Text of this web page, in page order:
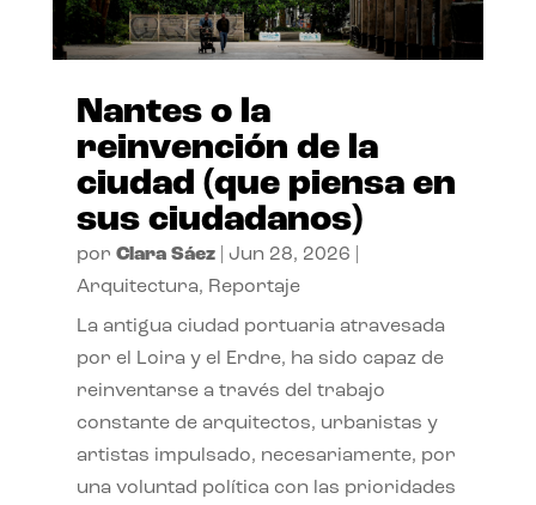
Nantes o la
reinvención de la
ciudad (que piensa en
sus ciudadanos)
por Clara Sáez| Jun 28, 2026
Arquitectura, Reportaje
La antigua ciudad portuaria atravesada
por el Loira y el Erdre, ha sido capaz de
reinventarse a través del trabajo
constante de arquitectos, urbanistas y
artistas impulsado, necesariamente, por
una voluntad política con las prioridades